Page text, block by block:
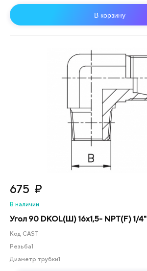
В корзину
675 ₽
В наличии
Угол 90 DKOL(Ш) 16x1,5- NPT(F) 1/4"
Код CAST
Резьба1
Диаметр трубки1